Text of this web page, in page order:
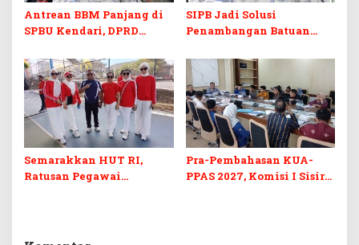
Antrean BBM Panjang di
SPBU Kendari, DPRD
Barcode Curang
SIPB Jadi Solusi
Penambangan Batuan
di Sultra
Semarakkan HUT RI,
Ratusan Pegawai
Pra-Pembahasan KUA-
PPAS 2027, Komisi I Sisir